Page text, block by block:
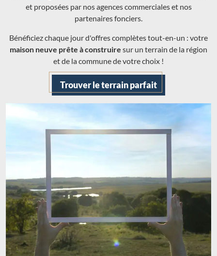
et proposées par nos agences commerciales et nos
partenaires fonciers.
Bénéficiez chaque jour d'offres complètes tout-en-un : votre
maison neuve prête à construire sur un terrain de la région
et de la commune de votre choix !
Trouver le terrain parfait